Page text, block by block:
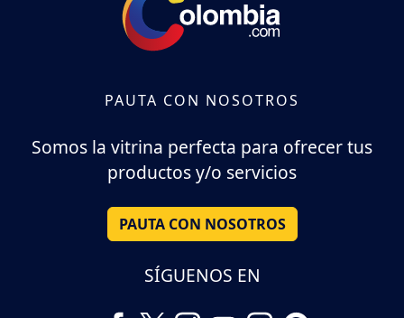
PAUTA CON NOSOTROS
Somos la vitrina perfecta para ofrecer tus
productos y/o servicios
PAUTA CON NOSOTROS
SÍGUENOS EN